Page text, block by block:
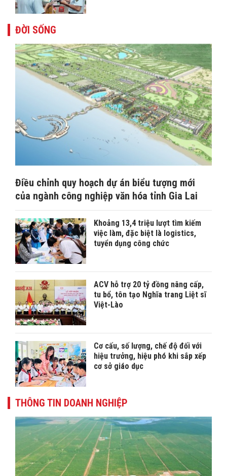
ĐỜI SỐNG
Điều chỉnh quy hoạch dự án biểu tượng mới
của ngành công nghiệp văn hóa tỉnh Gia Lai
Khoảng 13,4 triệu lượt tìm kiếm
việc làm, đặc biệt là logistics,
tuyển dụng công chức
ACV hỗ trợ 20 tỷ đồng nâng cấp,
tu bổ, tôn tạo Nghĩa trang Liệt sĩ
Việt-Lào
Cơ cấu, số lượng, chế độ đối với
hiệu trưởng, hiệu phó khi sắp xếp
cơ sở giáo dục
THÔNG TIN DOANH NGHIỆP